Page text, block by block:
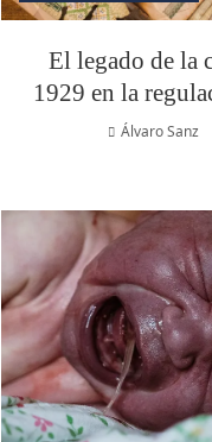
El legado de la
1929 en la
Álvaro Sanz